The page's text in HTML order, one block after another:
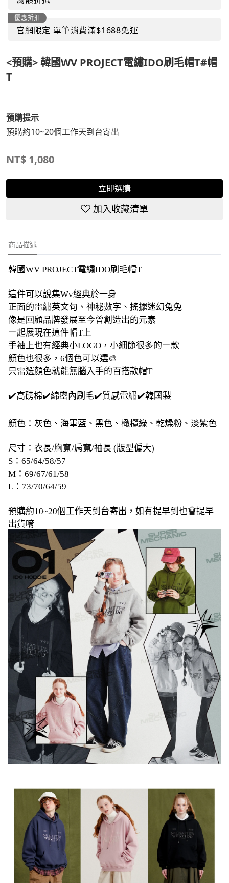
優惠折扣
官網限定 單筆消費滿$1688免運
<預購> 韓國WV PROJECT電繡IDO刷毛帽T#帽
T
預購提示
預購約10~20個工作天到台寄出
NT$ 1,080
立即選購
加入收藏清單
商品描述
韓國WV PROJECT電繡IDO刷毛帽T
這件可以說集Wv經典於一身
正面的電繡英文句、神秘數字、搖擺迷幻兔兔
像是回顧品牌發展至今曾創造出的元素
ㄧ起展現在這件帽T上
手袖上也有經典小LOGO，小細節很多的ㄧ款
顏色也很多，6個色可以選🎨
只需選顏色就能無腦入手的百搭款帽T
✔️高磅棉✔️綿密內刷毛✔️質感電繡✔️韓國製
顏色：灰色、海軍藍、黑色、橄欖綠、乾燥粉、淡紫色
尺寸：衣長/胸寬/肩寬/袖長 (版型偏大)
S：65/64/58/57
M：69/67/61/58
L：73/70/64/59
預購約10~20個工作天到台寄出，如有提早到也會提早
出貨唷